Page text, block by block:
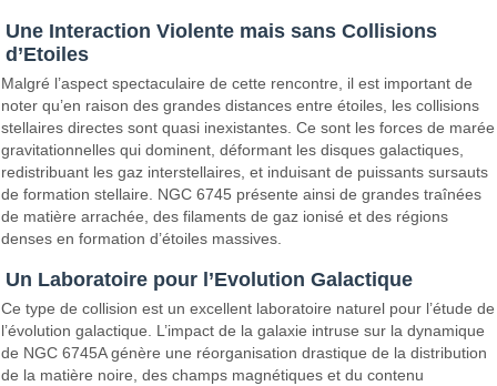
Une Interaction Violente mais sans Collisions
d’Etoiles
Malgré l’aspect spectaculaire de cette rencontre, il est important de
noter qu’en raison des grandes distances entre étoiles, les collisions
stellaires directes sont quasi inexistantes. Ce sont les forces de marée
gravitationnelles qui dominent, déformant les disques galactiques,
redistribuant les gaz interstellaires, et induisant de puissants sursauts
de formation stellaire. NGC 6745 présente ainsi de grandes traînées
de matière arrachée, des filaments de gaz ionisé et des régions
denses en formation d’étoiles massives.
Un Laboratoire pour l’Evolution Galactique
Ce type de collision est un excellent laboratoire naturel pour l’étude de
l’évolution galactique. L’impact de la galaxie intruse sur la dynamique
de NGC 6745A génère une réorganisation drastique de la distribution
de la matière noire, des champs magnétiques et du contenu